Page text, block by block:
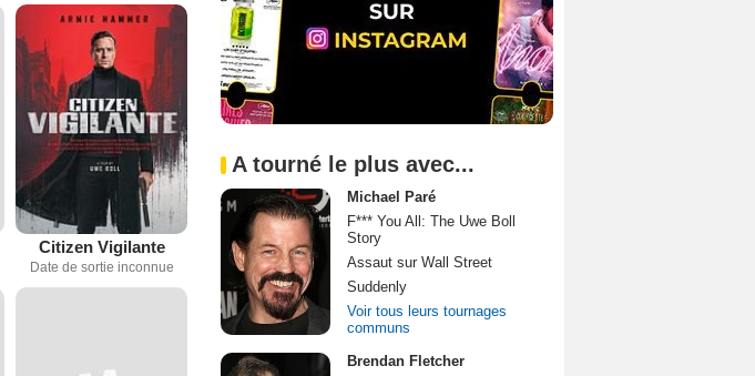
Citizen Vigilante
Date de sortie inconnue
A tourné le plus avec...
Michael Paré
F*** You All: The Uwe Boll
Story
Assaut sur Wall Street
Suddenly
Voir tous leurs tournages
communs
Brendan Fletcher